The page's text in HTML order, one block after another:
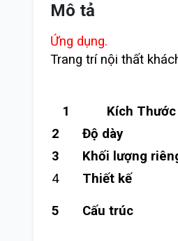
Mô tả
Ứng dụng.
Trang trí nội thất
1
Kích Thước
2
Độ dày
3
Khối lượng
4
Thiết kế
5 Cấu trúc